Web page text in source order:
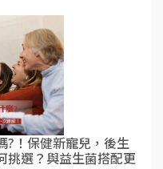
?！保健新寵兒，後生
挑選？與益生菌搭配更